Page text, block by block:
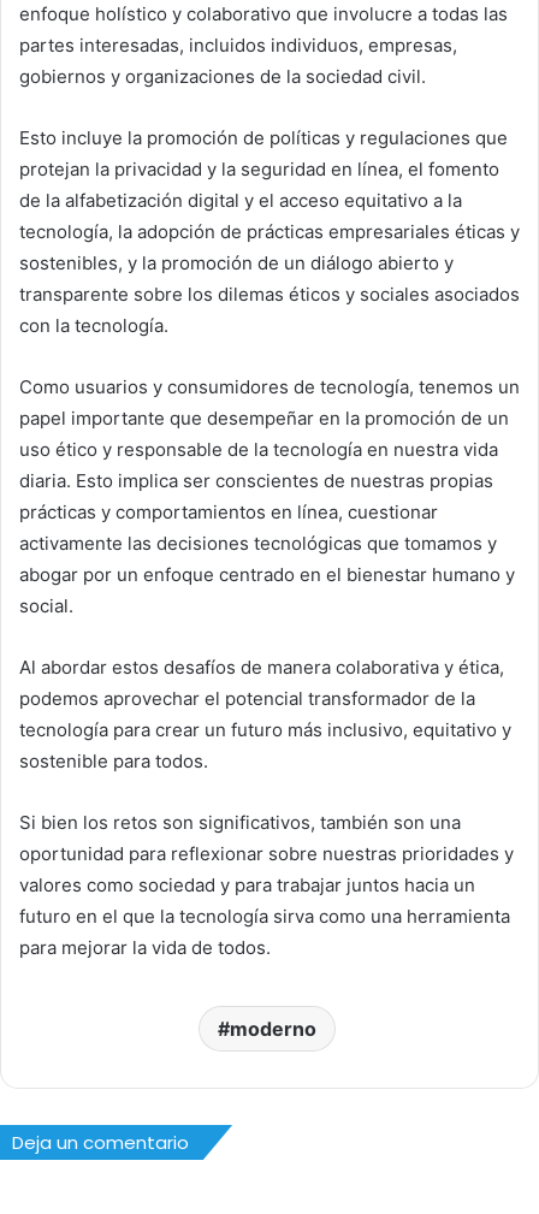
enfoque holístico y colaborativo que involucre a todas las
partes interesadas, incluidos individuos, empresas,
gobiernos y organizaciones de la sociedad civil.
Esto incluye la promoción de políticas y regulaciones que
protejan la privacidad y la seguridad en línea, el fomento
de la alfabetización digital y el acceso equitativo a la
tecnología, la adopción de prácticas empresariales éticas y
sostenibles, y la promoción de un diálogo abierto y
transparente sobre los dilemas éticos y sociales asociados
con la tecnología.
Como usuarios y consumidores de tecnología, tenemos un
papel importante que desempeñar en la promoción de un
uso ético y responsable de la tecnología en nuestra vida
diaria. Esto implica ser conscientes de nuestras propias
prácticas y comportamientos en línea, cuestionar
activamente las decisiones tecnológicas que tomamos y
abogar por un enfoque centrado en el bienestar humano y
social.
Al abordar estos desafíos de manera colaborativa y ética,
podemos aprovechar el potencial transformador de la
tecnología para crear un futuro más inclusivo, equitativo y
sostenible para todos.
Si bien los retos son significativos, también son una
oportunidad para reflexionar sobre nuestras prioridades y
valores como sociedad y para trabajar juntos hacia un
futuro en el que la tecnología sirva como una herramienta
para mejorar la vida de todos.
moderno
Deja un comentario